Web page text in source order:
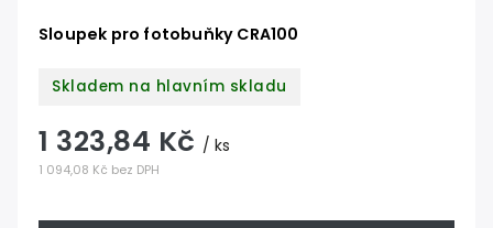
Sloupek pro fotobuňky CRA100
Skladem na hlavním skladu
1 094,08 Kč bez DPH
1 323,84 Kč / ks